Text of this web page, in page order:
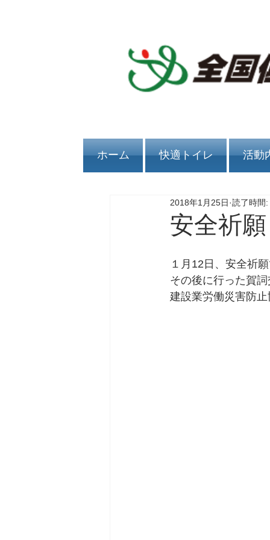
ホーム 快適トイレ 活動
安全祈
2018年1月25日 読了時間
１月12日、安全祈
その後に行った賀
建設業労働災害防